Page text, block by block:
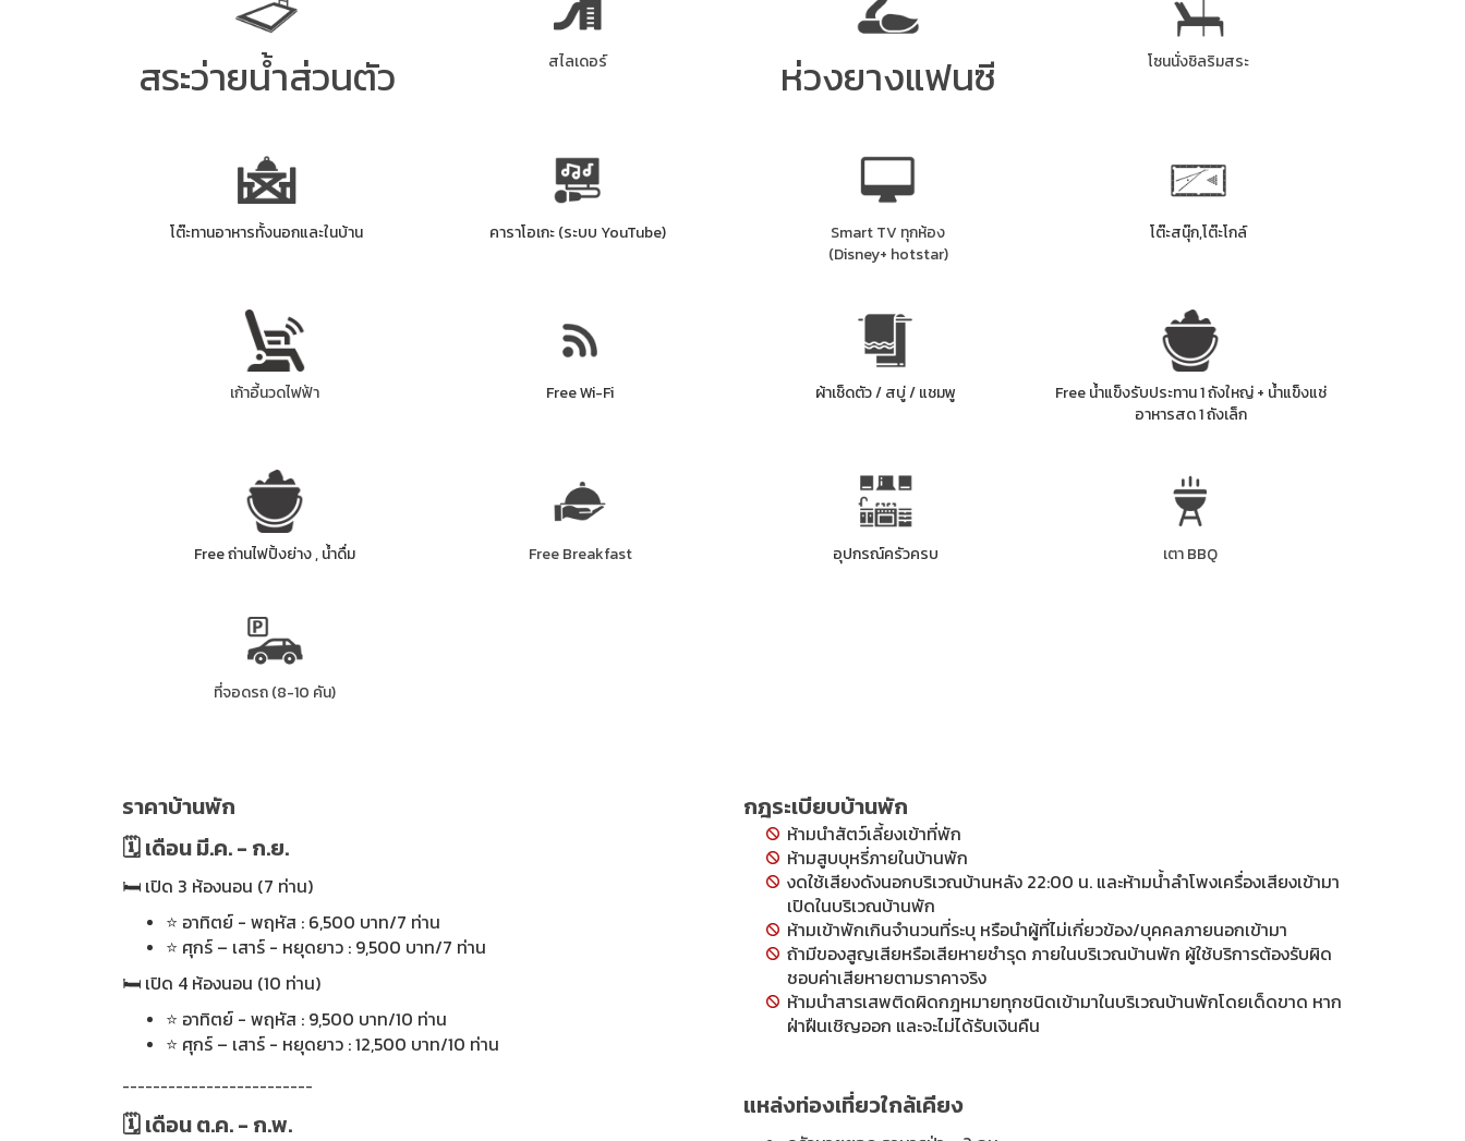
สระว่ายน้ำส่วนตัว สไลเดอร์ ห่วงยางแฟนซี โซนนั่งชิลริมสระ
โต๊ะทานอาหารทั้งนอกและในบ้าน คาราโอเกะ (ระบบ YouTube)
Smart TV ทุกห้อง
(Disney+ hotstar)
โต๊ะสนุ๊ก,โต๊ะโกล์
เก้าอี้นวดไฟฟ้า Free Wi-Fi ผ้าเช็ดตัว / สบู่ / แชมพู
Free น้ำแข็งรับประทาน 1 ถังใหญ่ + น้ำแข็งแช่
อาหารสด 1 ถังเล็ก
Free ถ่านไฟปิ้งย่าง , น้ำดื่ม Free Breakfast อุปกรณ์ครัวครบ เตา BBQ
ที่จอดรถ (8-10 คัน)
ราคาบ้านพัก
🗓 เดือน มี.ค. - ก.ย.
🛏 เปิด 3 ห้องนอน (7 ท่าน)
⭐ อาทิตย์ - พฤหัส : 6,500 บาท/7 ท่าน
⭐ ศุกร์ – เสาร์ - หยุดยาว : 9,500 บาท/7 ท่าน
🛏 เปิด 4 ห้องนอน (10 ท่าน)
⭐ อาทิตย์ - พฤหัส : 9,500 บาท/10 ท่าน
⭐ ศุกร์ – เสาร์ - หยุดยาว : 12,500 บาท/10 ท่าน
-------------------------
🗓 เดือน ต.ค. - ก.พ.
กฎระเบียบบ้านพัก
ห้ามนำสัตว์เลี้ยงเข้าที่พัก
ห้ามสูบบุหรี่ภายในบ้านพัก
งดใช้เสียงดังนอกบริเวณบ้านหลัง 22:00 น. และห้ามน้ำลำโพงเครื่องเสียงเข้ามา
เปิดในบริเวณบ้านพัก
ห้ามเข้าพักเกินจำนวนที่ระบุ หรือนำผู้ที่ไม่เกี่ยวข้อง/บุคคลภายนอกเข้ามา
ถ้ามีของสูญเสียหรือเสียหายชำรุด ภายในบริเวณบ้านพัก ผู้ใช้บริการต้องรับผิด
ชอบค่าเสียหายตามราคาจริง
ห้ามนำสารเสพติดผิดกฎหมายทุกชนิดเข้ามาในบริเวณบ้านพักโดยเด็ดขาด หาก
ฝ่าฝืนเชิญออก และจะไม่ได้รับเงินคืน
แหล่งท่องเที่ยวใกล้เคียง